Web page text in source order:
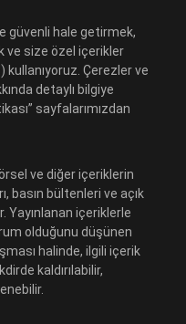
güvenli hale getirmek,
ve size özel içerikler
Çerezler ve
detaylı bilgiye
sayfalarımızdan
ve diğer içeriklerin
basın bültenleri ve açık
Yayınlanan içeriklerle
olduğunu düşünen
halinde, ilgili içerik
kaldırılabilir,